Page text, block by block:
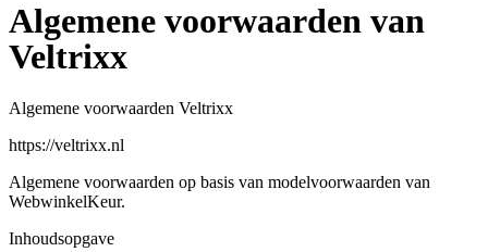
Algemene voorwaarden van
Veltrixx
Algemene voorwaarden Veltrixx
https://veltrixx.nl
Algemene voorwaarden op basis van modelvoorwaarden van
WebwinkelKeur.
Inhoudsopgave